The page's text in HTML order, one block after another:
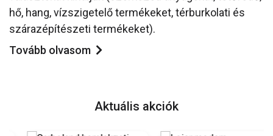
hő, hang, vízszigetelő termékeket, térburkolati és
szárazépítészeti termékeket).
Tovább olvasom
Aktuális akciók